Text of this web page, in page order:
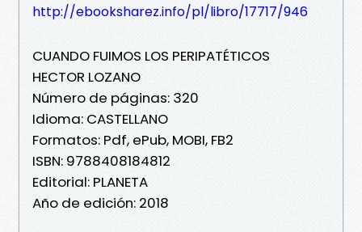
http://ebooksharez.info/pl/libro/17717/946
CUANDO FUIMOS LOS PERIPATÉTICOS
HECTOR LOZANO
Número de páginas: 320
Idioma: CASTELLANO
Formatos: Pdf, ePub, MOBI, FB2
ISBN: 9788408184812
Editorial: PLANETA
Año de edición: 2018